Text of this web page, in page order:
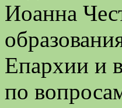
Иоанна
Епархии и
по